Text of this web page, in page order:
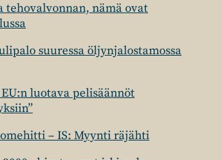
tehovalvonnan, nämä ovat
suuressa öljynjalostamossa
luotava pelisäännöt
– IS: Myynti räjähti